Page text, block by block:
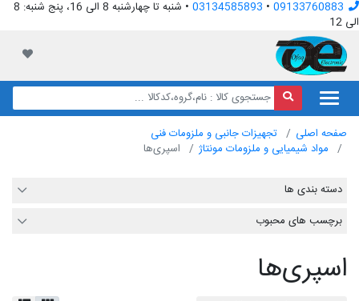
09133760883
•
03134585893
• شنبه تا چهارشنبه 8 الی 16، پنج شنبه: 8
الی 12
لیست
صفحه اصلی
تجهیزات جانبی و ملزومات فنی
مواد شیمیایی و ملزومات مونتاژ
اسپری‌ها
دسته بندی ها
برچسب های محبوب
اسپری‌ها